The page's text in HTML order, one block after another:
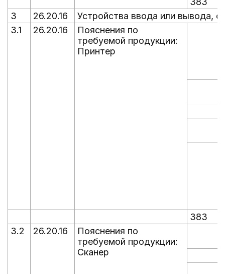
3
26.20.16
Устройства ввода или вывода,
3.1
26.20.16
Пояснения по
требуемой продукции:
Принтер
383
3.2
26.20.16
Пояснения по
требуемой продукции:
Сканер